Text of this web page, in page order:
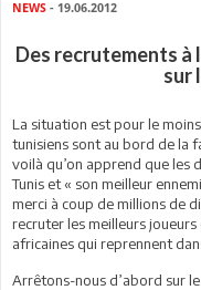
NEWS - 19.06.2012
Des recrutements à
sur
La situation est pour le
tunisiens sont au bord de la
voilà qu’on apprend que les
Tunis et « son meilleur
merci à coup de millions de
recruter les meilleurs
africaines qui reprennent
Arrêtons-nous d’abord sur